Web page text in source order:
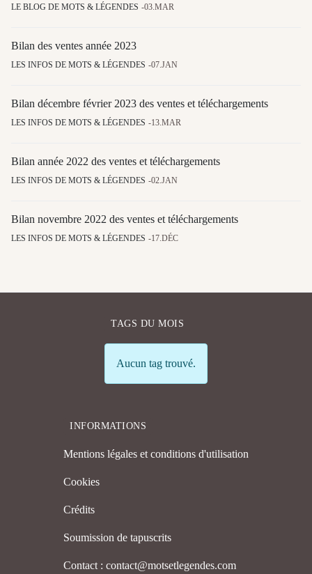
LE BLOG DE MOTS & LÉGENDES 03.MAR
Bilan des ventes année 2023
LES INFOS DE MOTS & LÉGENDES 07.JAN
Bilan décembre février 2023 des ventes et téléchargements
LES INFOS DE MOTS & LÉGENDES 13.MAR
Bilan année 2022 des ventes et téléchargements
LES INFOS DE MOTS & LÉGENDES 02.JAN
Bilan novembre 2022 des ventes et téléchargements
LES INFOS DE MOTS & LÉGENDES 17.DÉC
TAGS DU MOIS
Info
Aucun tag trouvé.
INFORMATIONS
Mentions légales et conditions d'utilisation
Cookies
Crédits
Soumission de tapuscrits
Contact : contact@motsetlegendes.com